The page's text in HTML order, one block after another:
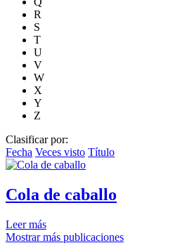
R
S
T
U
V
W
X
Y
Z
Clasificar por:
Fecha Veces visto Título
Cola de caballo
Leer más
Mostrar más publicaciones